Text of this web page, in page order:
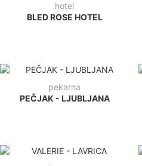
hotel
BLED ROSE HOTEL
pekarna
PEČJAK - LJUBLJANA